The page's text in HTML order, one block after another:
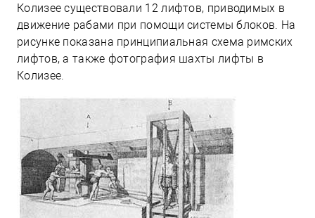
Колизее существовали 12 лифтов, приводимых в
движение рабами при помощи системы блоков. На
рисунке показана принципиальная схема римских
лифтов, а также фотография шахты лифты в
Колизее.